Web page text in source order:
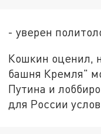
- уверен
Кошкин оценил,
башня Кремля"
Путина и
для России